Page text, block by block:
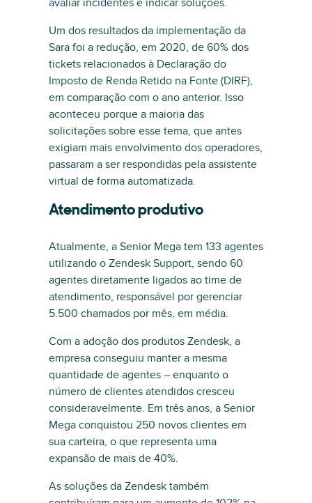
avaliar incidentes e indicar soluções.
Um dos resultados da implementação da
Sara foi a redução, em 2020, de 60% dos
tickets relacionados à Declaração do
Imposto de Renda Retido na Fonte (DIRF),
em comparação com o ano anterior. Isso
aconteceu porque a maioria das
solicitações sobre esse tema, que antes
exigiam mais envolvimento dos operadores,
passaram a ser respondidas pela assistente
virtual de forma automatizada.
Atendimento produtivo
Atualmente, a Senior Mega tem 133 agentes
utilizando o Zendesk Support, sendo 60
agentes diretamente ligados ao time de
atendimento, responsável por gerenciar
5.500 chamados por mês, em média.
Com a adoção dos produtos Zendesk, a
empresa conseguiu manter a mesma
quantidade de agentes – enquanto o
número de clientes atendidos cresceu
consideravelmente. Em três anos, a Senior
Mega conquistou 250 novos clientes em
sua carteira, o que representa uma
expansão de mais de 40%.
As soluções da Zendesk também